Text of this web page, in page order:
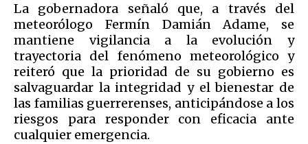
La gobernadora señaló que, a través del
meteorólogo Fermín Damián Adame, se
mantiene vigilancia a la evolución y
trayectoria del fenómeno meteorológico y
reiteró que la prioridad de su gobierno es
salvaguardar la integridad y el bienestar de
las familias guerrerenses, anticipándose a los
riesgos para responder con eficacia ante
cualquier emergencia.